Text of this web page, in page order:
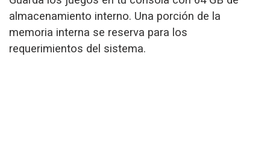
almacenamiento interno. Una porción de la
memoria interna se reserva para los
requerimientos del sistema.